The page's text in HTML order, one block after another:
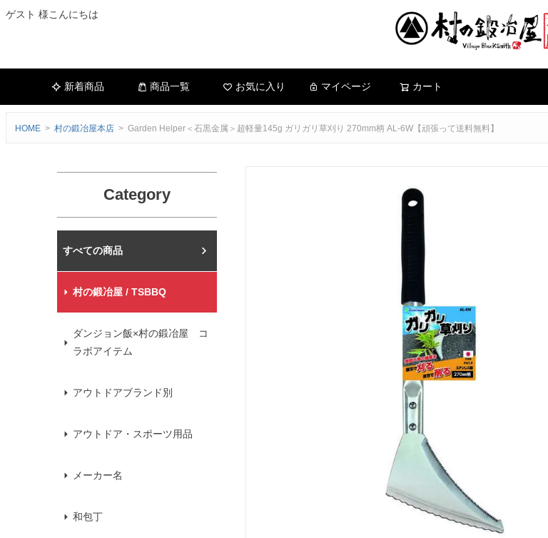
ゲスト 様こんにちは
新着商品 商品一覧 お気に入り マイページ カート
HOME 村の鍛冶屋本店 Garden Helper＜石黒金属＞超軽量145g ガリガリ草刈り 270mm柄 AL-6W【頑張って送料無料】
Category
村の鍛冶屋本店
村の鍛冶屋 / TSBBQ
ダンジョン飯×村の鍛冶屋 コ
ラボアイテム
アウトドアブランド別
アウトドア・スポーツ用品
メーカー名
和包丁